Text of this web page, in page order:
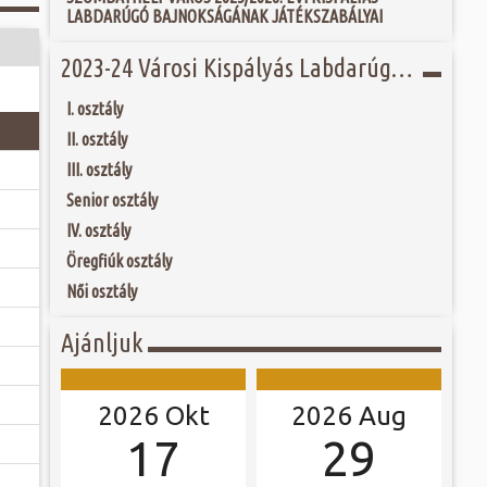
tartozik. Az 1860-
birtokosa kezdte
és az 1930-
egyben
a
játékkal és
a lépést a
LABDARÚGÓ BAJNOKSÁGÁNAK JÁTÉKSZABÁLYAI
2023-24 Városi Kispályás Labdarúgó Bajnokság
I. osztály
II. osztály
III. osztály
Senior osztály
IV. osztály
Öregfiúk osztály
Női osztály
Ajánljuk
2026 Okt
17
2026 Aug
29